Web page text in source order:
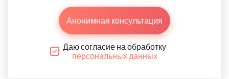
Анонимная консультация
Даю согласие на обработку
персональных данных